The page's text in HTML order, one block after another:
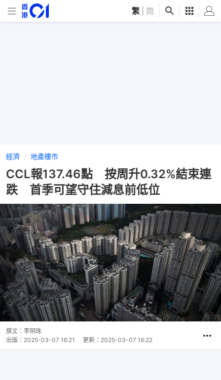
繁 简
經濟 地產樓市
CCL報137.46點 按周升0.32%結束連
跌 首季可望守住減息前低位
撰文： 李明珠
出版： 2025-03-07 16:21 更新： 2025-03-07 16:22